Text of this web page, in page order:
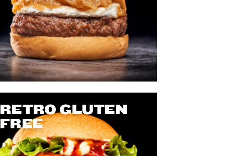
RETRO GLUTEN
FREE